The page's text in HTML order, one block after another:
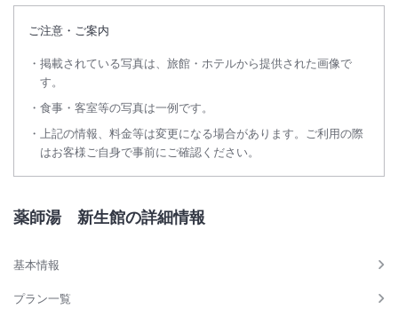
ご注意・ご案内
掲載されている写真は、旅館・ホテルから提供された画像で
す。
食事・客室等の写真は一例です。
上記の情報、料金等は変更になる場合があります。ご利用の際
はお客様ご自身で事前にご確認ください。
薬師湯 新生館の詳細情報
基本情報
プラン一覧